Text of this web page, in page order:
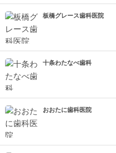
板橋グレース歯科医院
十条わたなべ歯科
おおたに歯科医院